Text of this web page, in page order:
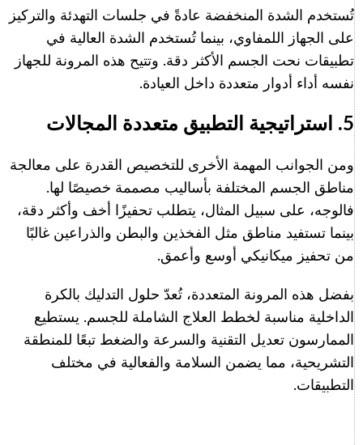
تُستخدم الشدة المنخفضة عادةً في جلسات التهدئة والتركيز
على الجهاز اللمفاوي، بينما تُستخدم الشدة العالية في
تطبيقات نحت الجسم الأكثر دقة. وتتيح هذه المرونة للجهاز
نفسه أداء أدوار متعددة داخل العيادة.
5. استراتيجية التطبيق متعددة المجالات
ومن الجوانب المهمة الأخرى للتخصيص القدرة على معالجة
مناطق الجسم المختلفة بأساليب مصممة خصيصًا لها.
فالوجه، على سبيل المثال، يتطلب تحفيزًا أخف وأكثر دقة،
بينما تستفيد مناطق مثل الفخذين والبطن والذراعين غالبًا
من تحفيز ميكانيكي أوسع وأعمق.
بفضل هذه المرونة المتعددة، تُعدّ حلول التدليك بالكرة
الداخلية مناسبة لخطط العلاج الشاملة للجسم. يستطيع
الممارسون تعديل التقنية والسرعة والضغط تبعًا للمنطقة
التشريحية، مما يضمن السلامة والفعالية في مختلف
التطبيقات.